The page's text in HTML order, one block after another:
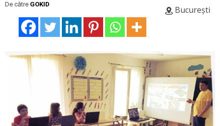
București
De către GOKID